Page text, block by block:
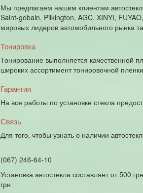
Мы предлагаем нашим клиентам
Saint-gobain, Pilkington, AGC, XINYI,
мировых лидеров автомобильного рынка
Тонировка
Тонирование выполняется качественной
широких ассортимент тонировочной
Гарантия
На все работы по установке стекла
Связь
Для того, чтобы узнать о наличии
(067) 246-64-10
Установка автостекла составляет от 500
грн